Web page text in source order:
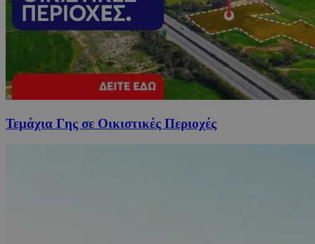
Τεμάχια Γης σε Οικιστικές Περιοχές